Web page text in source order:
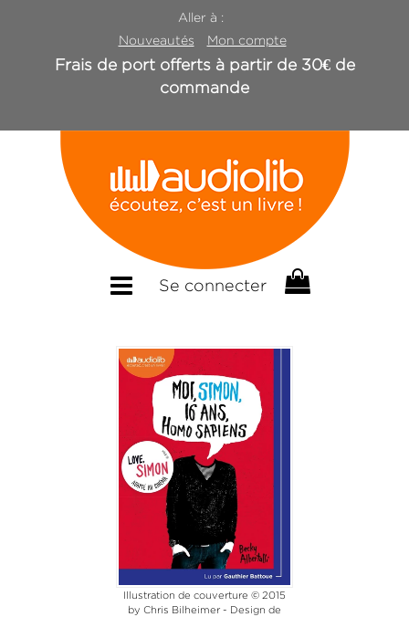
Aller à :
Nouveautés
Mon compte
Frais de port offerts à partir de 30€ de
commande
Se connecter
Illustration de couverture © 2015
by Chris Bilheimer - Design de